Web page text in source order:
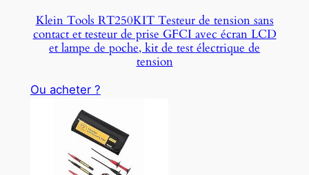
Klein Tools RT250KIT Testeur de tension sans
contact et testeur de prise GFCI avec écran LCD
et lampe de poche, kit de test électrique de
tension
Ou acheter ?